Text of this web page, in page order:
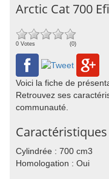
Arctic Cat 700 Efi
0 Votes (0)
Voici la fiche de
Retrouvez ses
communauté.
Caractéristiques
Cylindrée : 700 cm3
Homologation : Oui